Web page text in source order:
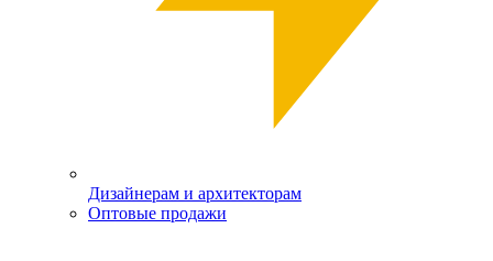
Дизайнерам и архитекторам
Оптовые продажи